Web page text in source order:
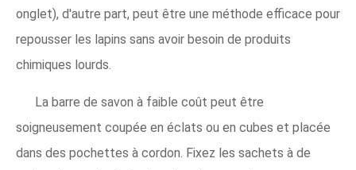
onglet), d'autre part, peut être une méthode efficace pour
repousser les lapins sans avoir besoin de produits
chimiques lourds.
La barre de savon à faible coût peut être
soigneusement coupée en éclats ou en cubes et placée
dans des pochettes à cordon. Fixez les sachets à de